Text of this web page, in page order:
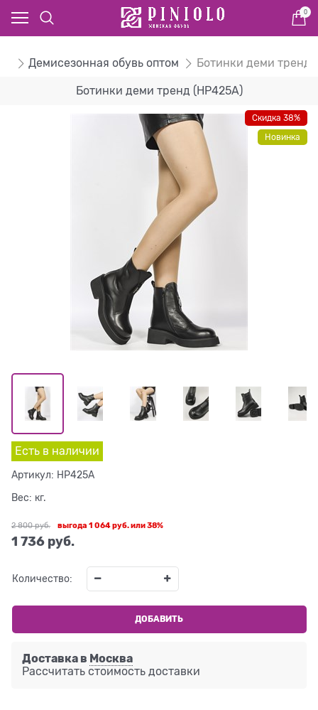
0
Демисезонная обувь оптом Ботинки деми тренд
Ботинки деми тренд (HP425A)
Скидка 38%
Новинка
Есть в наличии
Артикул: HP425A
Вес: кг.
2 800 руб.
1 736 руб.
выгода 1 064 руб.или38%
Количество:
ДОБАВИТЬ
Доставка в Москва
Рассчитать стоимость доставки